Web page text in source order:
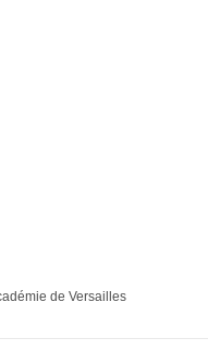
de Versailles